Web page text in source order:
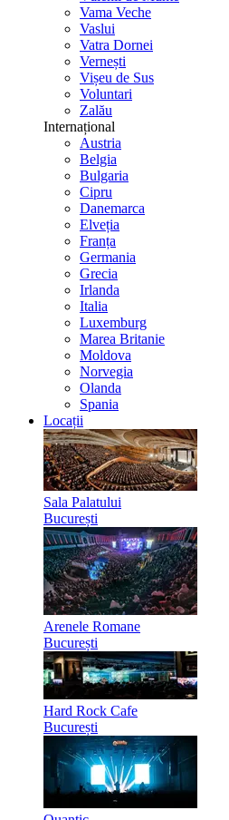
Vama Veche
Vaslui
Vatra Dornei
Vernești
Vișeu de Sus
Voluntari
Zalău
Internațional
Austria
Belgia
Bulgaria
Cipru
Danemarca
Elveția
Franța
Germania
Grecia
Irlanda
Italia
Luxemburg
Marea Britanie
Moldova
Norvegia
Olanda
Spania
Locații
Sala Palatului
București
Arenele Romane
București
Hard Rock Cafe
București